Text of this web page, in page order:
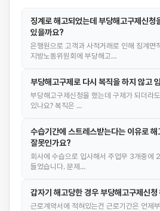
징계로 해고되었는데 부당해고구제신청
있을까요?
은행원으로 고객과 사적거래로 인해 징계면
지방노동위원회에 부당해고…
부당해고구제로 다시 복직을 하지 않고
부당해고구제신청을 했는데 구제가 되더라
있나요? 복직은 …
수습기간에 스트레스받는다는 이유로 해
잘못인가요?
회사에 수습으로 입사해서 주업무 3개중에
들었습니다. 문제…
갑자기 해고당한 경우 부당해고구제신
근로계약서에 적혀있는건 근로기간은 언제